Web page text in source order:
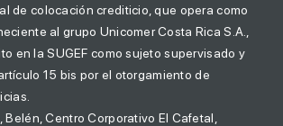
de colocación crediticio, que opera como
al grupo Unicomer Costa Rica S.A.,
en la SUGEF como sujeto supervisado y
15 bis por el otorgamiento de
Belén, Centro Corporativo El Cafetal,